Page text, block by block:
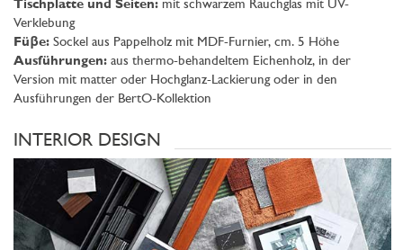
Tischplatte und Seiten: mit schwarzem Rauchglas mit UV-
Verklebung
Füβe: Sockel aus Pappelholz mit MDF-Furnier, cm. 5 Höhe
Ausführungen: aus thermo-behandeltem Eichenholz, in der
Version mit matter oder Hochglanz-Lackierung oder in den
Ausführungen der BertO-Kollektion
INTERIOR DESIGN